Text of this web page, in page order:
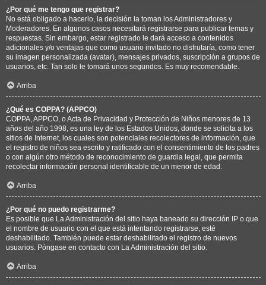
¿Por qué me tengo que registrar?
No está obligado a hacerlo, la decisión la toman los Administradores y
Moderadores. En algunos casos necesitará registrarse para publicar temas y
respuestas. Sin embargo, estar registrado le dará acceso a contenidos
adicionales y/o ventajas que como usuario invitado no disfrutaría, como tener
su imagen personalizada (avatar), mensajes privados, suscripción a grupos de
usuarios, etc. Tan solo le tomará unos segundos. Es muy recomendable.
Arriba
¿Qué es COPPA? (APPCO)
COPPA, APPCO, o Acta de Privacidad y Protección de Niños menores de 13
años del año 1998, es una ley de los Estados Unidos, donde se solicita a los
sitios de Internet, los cuales son potenciales recolectores de información, que
el registro de niños sea escrito y ratificado con el consentimiento de los padres
o con algún otro método de reconocimiento de guardia legal, que permita
recolectar información personal identificable de un menor de edad.
Arriba
¿Por qué no puedo registrarme?
Es posible que La Administración del sitio haya baneado su dirección IP o que
el nombre de usuario con el que está intentando registrarse, esté
deshabilitado. También puede estar deshabilitado el registro de nuevos
usuarios. Póngase en contacto con La Administración del sitio.
Arriba